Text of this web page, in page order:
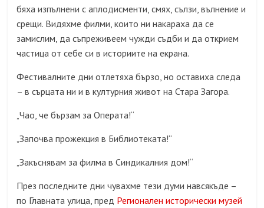
бяха изпълнени с аплодисменти, смях, сълзи, вълнение и
срещи. Видяхме филми, които ни накараха да се
замислим, да съпреживеем чужди съдби и да открием
частица от себе си в историите на екрана.
Фестивалните дни отлетяха бързо, но оставиха следа
– в сърцата ни и в културния живот на Стара Загора.
„Чао, че бързам за Операта!“
„Започва прожекция в Библиотеката!“
„Закъснявам за филма в Синдикалния дом!“
През последните дни чувахме тези думи навсякъде –
по Главната улица, пред Регионален исторически музей